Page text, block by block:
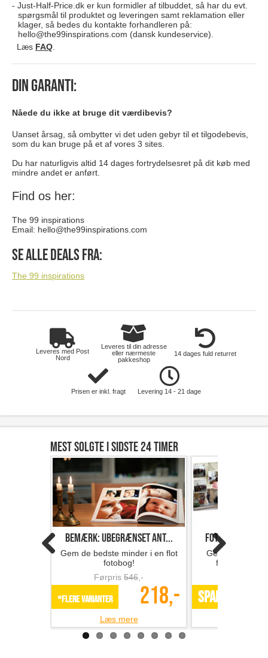
Just-Half-Price.dk er kun formidler af tilbuddet, så har du evt.
spørgsmål til produktet og leveringen samt reklamation eller
klager, så bedes du kontakte forhandleren på:
hello@the99inspirations.com (dansk kundeservice).
Læs FAQ.
Din garanti:
Nåede du ikke at bruge dit værdibevis?
Uanset årsag, så ombytter vi det uden gebyr til et tilgodebevis,
som du kan bruge på et af vores 3 sites.
Du har naturligvis altid 14 dages fortrydelsesret på dit køb med
mindre andet er anført.
Find os her:
The 99 inspirations
Email: hello@the99inspirations.com
Se alle deals fra:
The 99 inspirations
Leveres med Post
Nord
Leveres til din adresse
eller nærmeste
pakkeshop
14 dages fuld returret
Prisen er inkl. fragt Levering 14 - 21 dage
Mest solgte i sidste 24 timer
Bemærk: Ubegrænset ant...
Gem de bedste minder i en flot
fotobog!
Førpris 546,-
*Flere varianter 218,-
Læs mere
Fotobog med
Gem minderne
fotobog fra
SPAR 49%